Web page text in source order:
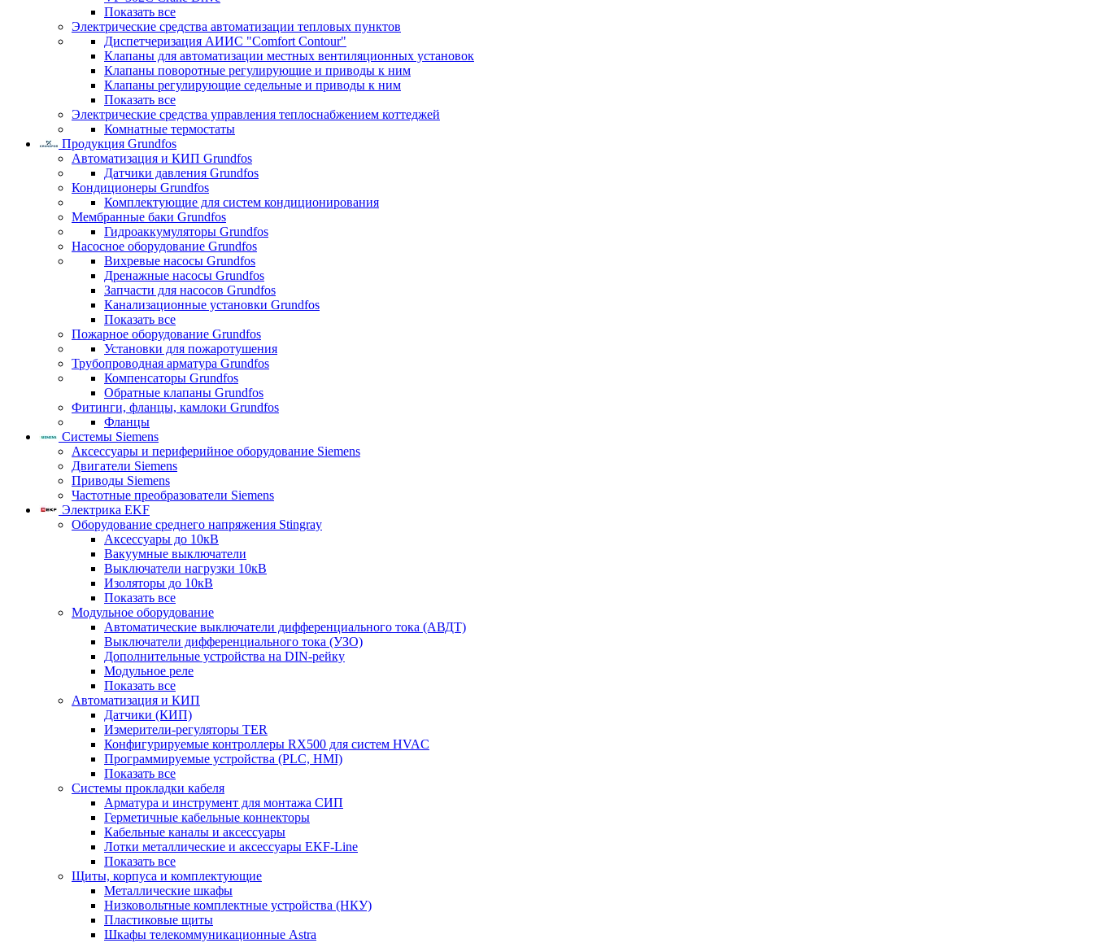
Показать все
Электрические средства автоматизации тепловых пунктов
Диспетчеризация АИИС "Comfort Contour"
Клапаны для автоматизации местных вентиляционных установок
Клапаны поворотные регулирующие и приводы к ним
Клапаны регулирующие седельные и приводы к ним
Показать все
Электрические средства управления теплоснабжением коттеджей
Комнатные термостаты
Продукция Grundfos
Автоматизация и КИП Grundfos
Датчики давления Grundfos
Кондиционеры Grundfos
Комплектующие для систем кондиционирования
Мембранные баки Grundfos
Гидроаккумуляторы Grundfos
Насосное оборудование Grundfos
Вихревые насосы Grundfos
Дренажные насосы Grundfos
Запчасти для насосов Grundfos
Канализационные установки Grundfos
Показать все
Пожарное оборудование Grundfos
Установки для пожаротушения
Трубопроводная арматура Grundfos
Компенсаторы Grundfos
Обратные клапаны Grundfos
Фитинги, фланцы, камлоки Grundfos
Фланцы
Системы Siemens
Аксессуары и периферийное оборудование Siemens
Двигатели Siemens
Приводы Siemens
Частотные преобразователи Siemens
Электрика EKF
Оборудование среднего напряжения Stingray
Аксессуары до 10кВ
Вакуумные выключатели
Выключатели нагрузки 10кВ
Изоляторы до 10кВ
Показать все
Модульное оборудование
Автоматические выключатели дифференциального тока (АВДТ)
Выключатели дифференциального тока (УЗО)
Дополнительные устройства на DIN-рейку
Модульное реле
Показать все
Автоматизация и КИП
Датчики (КИП)
Измерители-регуляторы TER
Конфигурируемые контроллеры RX500 для систем HVAC
Программируемые устройства (PLC, HMI)
Показать все
Системы прокладки кабеля
Арматура и инструмент для монтажа СИП
Герметичные кабельные коннекторы
Кабельные каналы и аксессуары
Лотки металлические и аксессуары EKF-Line
Показать все
Щиты, корпуса и комплектующие
Металлические шкафы
Низковольтные комплектные устройства (НКУ)
Пластиковые щиты
Шкафы телекоммуникационные Astra